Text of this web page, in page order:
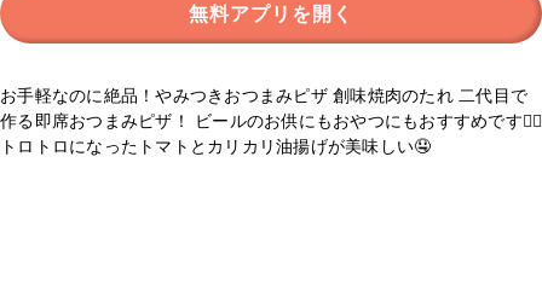
無料アプリを開く
お手軽なのに絶品！やみつきおつまみピザ 創味焼肉のたれ 二代目で
作る即席おつまみピザ！ ビールのお供にもおやつにもおすすめです🙆‍♀️
トロトロになったトマトとカリカリ油揚げが美味しい🤤